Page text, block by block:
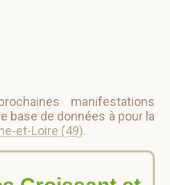
manifestations
base de données à pour la
et-Loire (49).